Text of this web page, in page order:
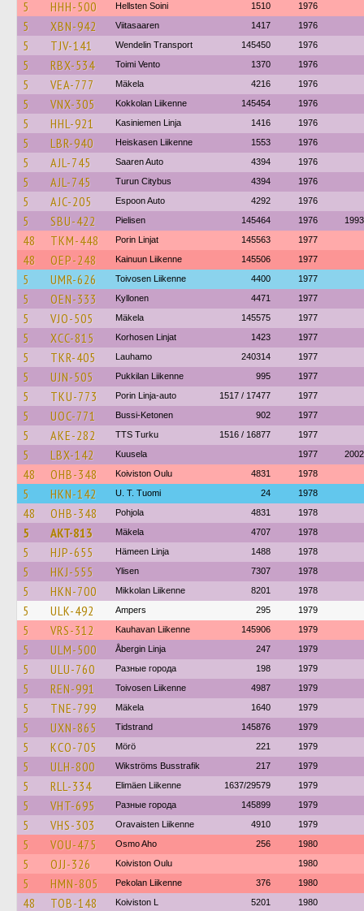
5 HHH-500 Hellsten Soini 1510 1976
5 XBN-942 Viitasaaren 1417 1976
5 TJV-141 Wendelin Transport 145450 1976
5 RBX-534 Toimi Vento 1370 1976
5 VEA-777 Mäkela 4216 1976
5 VNX-305 Kokkolan Liikenne 145454 1976
5 HHL-921 Kasiniemen Linja 1416 1976
5 LBR-940 Heiskasen Liikenne 1553 1976
5 AJL-745 Saaren Auto 4394 1976
5 AJL-745 Turun Citybus 4394 1976
5 AJC-205 Espoon Auto 4292 1976
5 SBU-422 Pielisen 145464 1976 1993
48 TKM-448 Porin Linjat 145563 1977
48 OEP-248 Kainuun Liikenne 145506 1977
5 UMR-626 Toivosen Liikenne 4400 1977
5 OEN-333 Kyllonen 4471 1977
5 VJO-505 Mäkela 145575 1977
5 XCC-815 Korhosen Linjat 1423 1977
5 TKR-405 Lauhamo 240314 1977
5 UJN-505 Pukkilan Liikenne 995 1977
5 TKU-773 Porin Linja-auto 1517 / 17477 1977
5 UOC-771 Bussi-Ketonen 902 1977
5 AKE-282 TTS Turku 1516 / 16877 1977
5 LBX-142 Kuusela 1977 2002
48 OHB-348 Koiviston Oulu 4831 1978
5 HKN-142 U. T. Tuomi 24 1978
48 OHB-348 Pohjola 4831 1978
5 AKT-813 Mäkela 4707 1978
5 HJP-655 Hämeen Linja 1488 1978
5 HKJ-555 Ylisen 7307 1978
5 HKN-700 Mikkolan Liikenne 8201 1978
5 ULK-492 Ampers 295 1979
5 VRS-312 Kauhavan Liikenne 145906 1979
5 ULM-500 Åbergin Linja 247 1979
5 ULU-760 Разные города 198 1979
5 REN-991 Toivosen Liikenne 4987 1979
5 TNE-799 Mäkela 1640 1979
5 UXN-865 Tidstrand 145876 1979
5 KCO-705 Mörö 221 1979
5 ULH-800 Wikströms Busstrafik 217 1979
5 RLL-334 Elimäen Liikenne 1637/29579 1979
5 VHT-695 Разные города 145899 1979
5 VHS-303 Oravaisten Liikenne 4910 1979
5 VOU-475 Osmo Aho 256 1980
5 OJJ-326 Koiviston Oulu 1980
5 HMN-805 Pekolan Liikenne 376 1980
48 TOB-148 Koiviston L 5201 1980